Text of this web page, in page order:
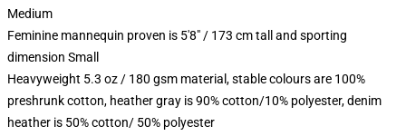
Medium
Feminine mannequin proven is 5'8" / 173 cm tall and sporting
dimension Small
Heavyweight 5.3 oz / 180 gsm material, stable colours are 100%
preshrunk cotton, heather gray is 90% cotton/10% polyester, denim
heather is 50% cotton/ 50% polyester